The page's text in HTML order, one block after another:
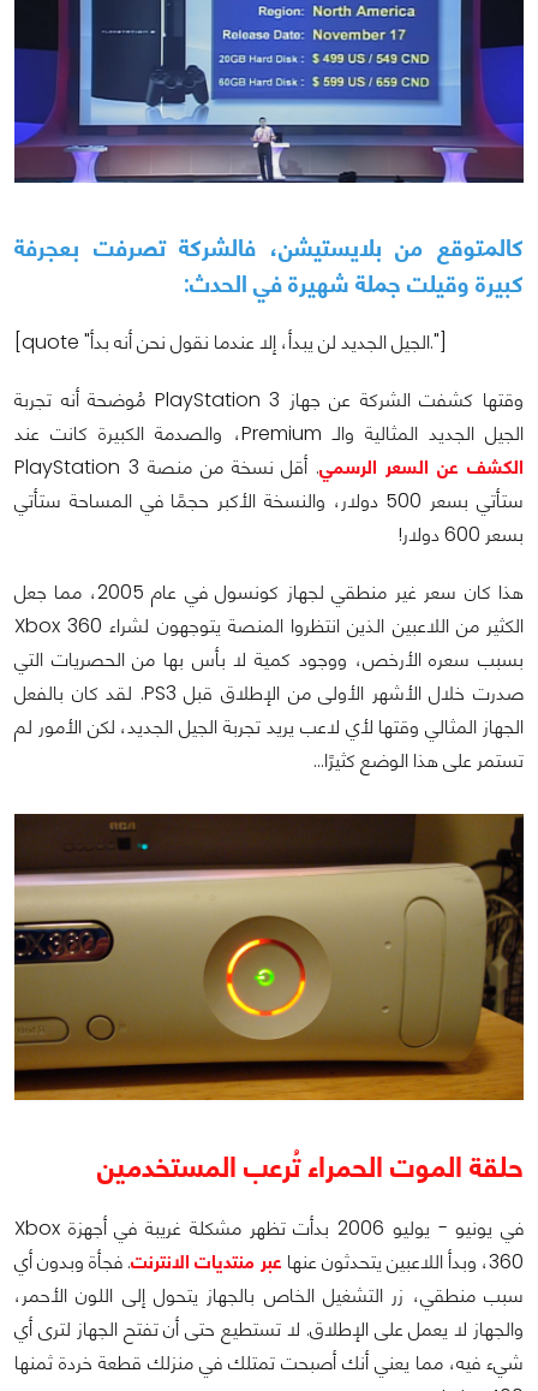
كالمتوقع من بلايستيشن، فالشركة تصرفت بعجرفة
كبيرة وقيلت جملة شهيرة في الحدث:
[quote "الجيل الجديد لن يبدأ، إلا عندما نقول نحن أنه بدأ."]
وقتها كشفت الشركة عن جهاز PlayStation 3 مُوضحة أنه تجربة
الجيل الجديد المثالية والـ Premium، والصدمة الكبيرة كانت عند
الكشف عن السعر الرسمي
. أقل نسخة من منصة PlayStation 3
ستأتي بسعر 500 دولار، والنسخة الأكبر حجمًا في المساحة ستأتي
بسعر 600 دولار!
هذا كان سعر غير منطقي لجهاز كونسول في عام 2005، مما جعل
الكثير من اللاعبين الذين انتظروا المنصة يتوجهون لشراء Xbox 360
بسبب سعره الأرخص، ووجود كمية لا بأس بها من الحصريات التي
صدرت خلال الأشهر الأولى من الإطلاق قبل PS3. لقد كان بالفعل
الجهاز المثالي وقتها لأي لاعب يريد تجربة الجيل الجديد، لكن الأمور لم
تستمر على هذا الوضع كثيرًا…
حلقة الموت الحمراء تُرعب المستخدمين
في يونيو - يوليو 2006 بدأت تظهر مشكلة غريبة في أجهزة Xbox
360، وبدأ اللاعبين يتحدثون عنها
عبر منتديات الانترنت. فجأة وبدون أي
سبب منطقي، زر التشغيل الخاص بالجهاز يتحول إلى اللون الأحمر،
والجهاز لا يعمل على الإطلاق. لا تستطيع حتى أن تفتح الجهاز لترى أي
شيء فيه، مما يعني أنك أصبحت تمتلك في منزلك قطعة خردة ثمنها